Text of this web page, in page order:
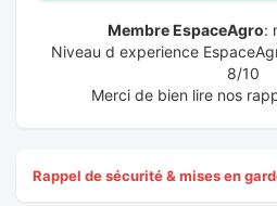
Membre EspaceAgro:
Niveau d experience
8/10
Merci de bien lire nos
Rappel de sécurité & mises en